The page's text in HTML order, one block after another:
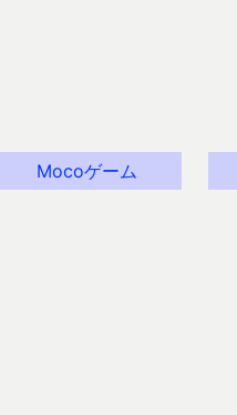
Mocoゲーム